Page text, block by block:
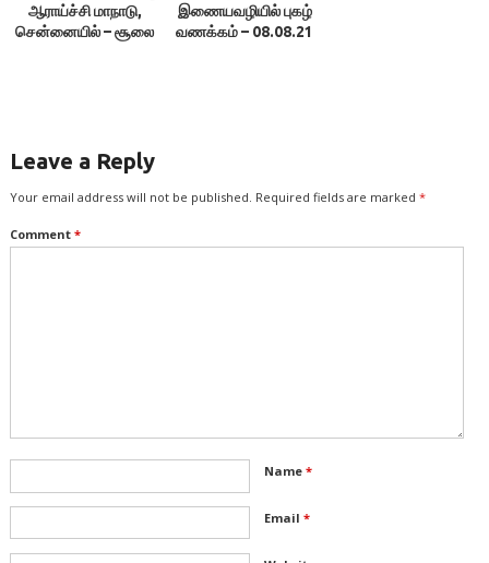
ஆராய்ச்சி மாநாடு,
சென்னையில் – சூலை
இணையவழியில் புகழ்
வணக்கம் – 08.08.21
Leave a Reply
Your email address will not be published. Required fields are marked *
Comment *
Name *
Email *